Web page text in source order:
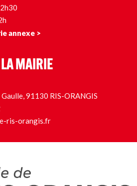
annexe >
MAIRIE
91130 RIS-ORANGIS
ris-orangis.fr